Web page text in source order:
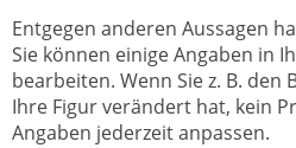
Entgegen anderen Aussagen
Sie können einige Angaben in
bearbeiten. Wenn Sie z. B. den
Ihre Figur verändert hat, kein
Angaben jederzeit anpassen.